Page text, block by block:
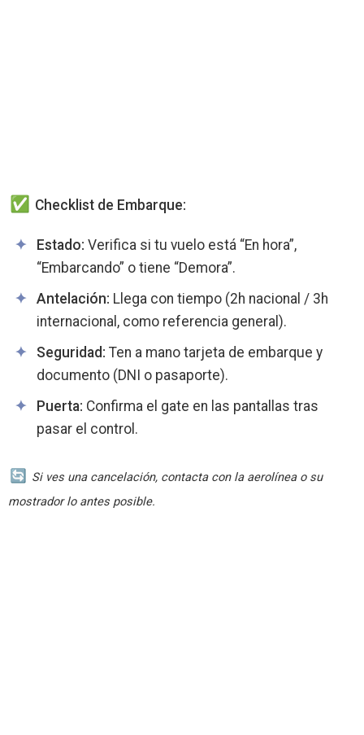
Checklist de Embarque:
Estado: Verifica si tu vuelo está “En hora”,
“Embarcando” o tiene “Demora”.
Antelación: Llega con tiempo (2h nacional / 3h
internacional, como referencia general).
Seguridad: Ten a mano tarjeta de embarque y
documento (DNI o pasaporte).
Puerta: Confirma el gate en las pantallas tras
pasar el control.
Si ves una cancelación, contacta con la aerolínea o su
mostrador lo antes posible.